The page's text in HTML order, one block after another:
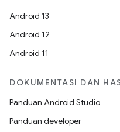
Android 13
Android 12
Android 11
DOKUMENTASI DAN
Panduan Android Studio
Panduan developer